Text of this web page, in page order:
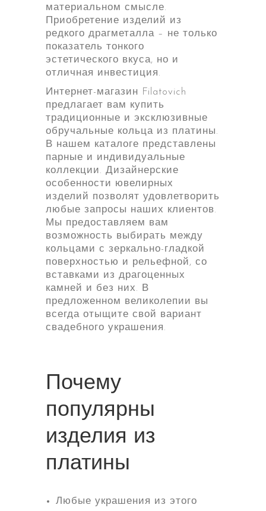
материальном смысле.
Приобретение изделий из
редкого драгметалла – не только
показатель тонкого
эстетического вкуса, но и
отличная инвестиция.
Интернет-магазин Filatovich
предлагает вам купить
традиционные и эксклюзивные
обручальные кольца из платины.
В нашем каталоге представлены
парные и индивидуальные
коллекции. Дизайнерские
особенности ювелирных
изделий позволят удовлетворить
любые запросы наших клиентов.
Мы предоставляем вам
возможность выбирать между
кольцами с зеркально-гладкой
поверхностью и рельефной, со
вставками из драгоценных
камней и без них. В
предложенном великолепии вы
всегда отыщите свой вариант
свадебного украшения.
Почему
популярны
изделия из
платины
Любые украшения из этого